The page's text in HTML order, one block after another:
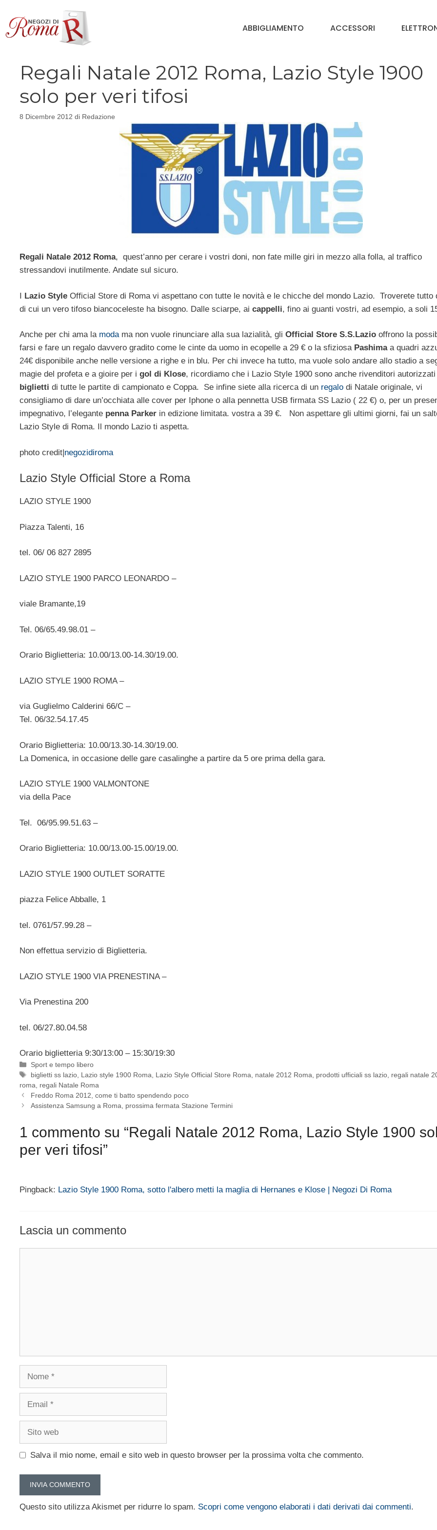
contenuto
ABBIGLIAMENTO ACCESSORI
Regali Natale 2012 Roma, Lazio Style 1900
solo per veri tifosi
8 Dicembre 2012 di Redazione
Regali Natale 2012 Roma, quest’anno per cerare i vostri doni, non fate mille giri in mezzo alla folla, al traffico
stressandovi inutilmente. Andate sul sicuro.
I Lazio Style Official Store di Roma vi aspettano con tutte le novità e le chicche del mondo Lazio. Troverete tutto
di cui un vero tifoso biancoceleste ha bisogno. Dalle sciarpe, ai cappelli, fino ai guanti vostri, ad esempio, a soli
Anche per chi ama la modama non vuole rinunciare alla sua lazialità, gli Official Store S.S.Lazio offrono la
farsi e fare un regalo davvero gradito come le cinte da uomo in ecopelle a 29 € o la sfiziosa Pashimaa quadri
24€ disponibile anche nelle versione a righe e in blu. Per chi invece ha tutto, ma vuole solo andare allo stadio a
magie del profeta e a gioire per i gol di Klose, ricordiamo che i Lazio Style 1900 sono anche rivenditori
biglietti di tutte le partite di campionato e Coppa. Se infine siete alla ricerca di un regalo di Natale originale, vi
consigliamo di dare un’occhiata alle cover per Iphone o alla pennetta USB firmata SS Lazio ( 22 €) o, per un
impegnativo, l’elegante penna Parker in edizione limitata. vostra a 39 €. Non aspettare gli ultimi giorni, fai un
Lazio Style di Roma. Il mondo Lazio ti aspetta.
photo credit|negozidiroma
Lazio Style Official Store a Roma
LAZIO STYLE 1900
Piazza Talenti, 16
tel. 06/ 06 827 2895
LAZIO STYLE 1900 PARCO LEONARDO –
viale Bramante,19
Tel. 06/65.49.98.01 –
Orario Biglietteria: 10.00/13.00-14.30/19.00.
LAZIO STYLE 1900 ROMA –
via Guglielmo Calderini 66/C –
Tel. 06/32.54.17.45
Orario Biglietteria: 10.00/13.30-14.30/19.00.
La Domenica, in occasione delle gare casalinghe a partire da 5 ore prima della gara.
LAZIO STYLE 1900 VALMONTONE
via della Pace
Tel. 06/95.99.51.63 –
Orario Biglietteria: 10.00/13.00-15.00/19.00.
LAZIO STYLE 1900 OUTLET SORATTE
piazza Felice Abballe, 1
tel. 0761/57.99.28 –
Non effettua servizio di Biglietteria.
LAZIO STYLE 1900 VIA PRENESTINA –
Via Prenestina 200
tel. 06/27.80.04.58
Orario biglietteria 9:30/13:00 – 15:30/19:30
Categorie
Sport e tempo libero
Tag
biglietti ss lazio Lazio style 1900 Roma Lazio Style Official Store Roma natale 2012 Roma prodotti ufficiali ss lazio regali natale
roma
regali Natale Roma
Freddo Roma 2012, come ti batto spendendo poco
Assistenza Samsung a Roma, prossima fermata Stazione Termini
1 commento su “Regali Natale 2012 Roma, Lazio Style 1900
per veri tifosi”
Pingback: Lazio Style 1900 Roma, sotto l'albero metti la maglia di Hernanes e Klose | Negozi Di Roma
Lascia un commento
Nome
Email
Sito
Salva il mio nome, email e sito web in questo browser per la prossima volta che commento.
Questo sito utilizza Akismet per ridurre lo spam. Scopri come vengono elaborati i dati derivati dai commenti.